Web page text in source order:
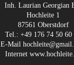
Inh. Laurian Georgian
Hochleite 1
87561 Oberstdorf
Tel.: +49 176 74 50 60
E-Mail
Internet